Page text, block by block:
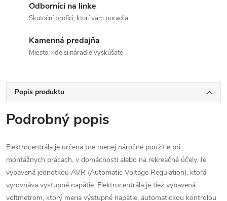
Odborníci na linke
Skutoční profíci, ktorí vám poradia
Kamenná predajňa
Miesto, kde si náradie vyskúšate
Popis produktu
Podrobný popis
Elektrocentrála je určená pre menej náročné použitie pri
montážnych prácach, v domácnosti alebo na rekreačné účely. Je
vybavená jednotkou AVR (Automatic Voltage Regulation), ktorá
vyrovnáva výstupné napätie. Elektrocentrála je tiež vybavená
voltmetrom, ktorý meria výstupné napätie, automatickou kontrolou